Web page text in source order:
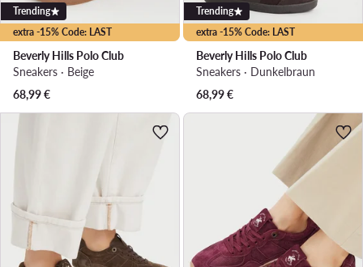
extra -15% Code: LAST
Trending
Beverly Hills Polo Club
Sneakers · Beige
68,99€
extra -15% Code: LAST
Trending
Beverly Hills Polo Club
Sneakers · Dunkelbraun
68,99€